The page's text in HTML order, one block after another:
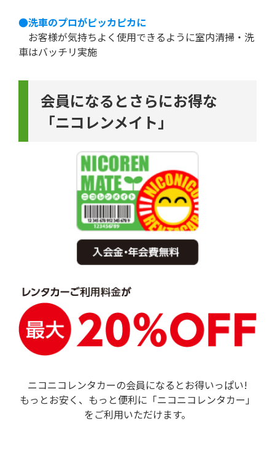
●洗車のプロがピッカピカに
お客様が気持ちよく使用できるように室内清掃・洗
車はバッチリ実施
会員になるとさらにお得な
「ニコレンメイト」
ニコニコレンタカーの会員になるとお得いっぱい!
もっとお安く、もっと便利に「ニコニコレンタカー」
をご利用いただけます。